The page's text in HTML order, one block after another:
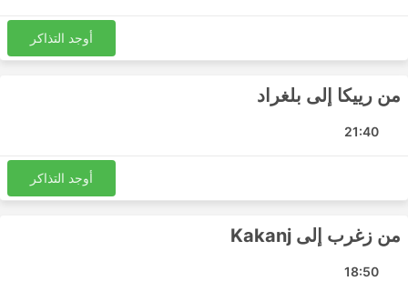
أوجد التذاكر
من رييكا إلى بلغراد
21:40
أوجد التذاكر
من زغرب إلى Kakanj
18:50